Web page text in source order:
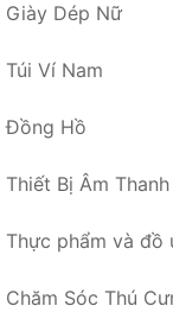
Giày Dép Nữ
Túi Ví Nam
Đồng Hồ
Thiết Bị Âm Thanh
Thực phẩm và đồ
Chăm Sóc Thú